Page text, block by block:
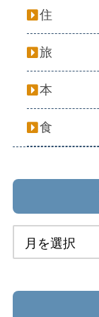
住
旅
本
食